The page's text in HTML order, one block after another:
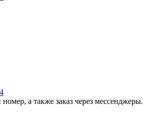
а также заказ через мессенджеры.